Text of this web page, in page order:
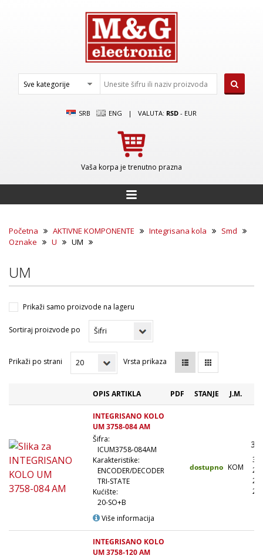
SRB ENG | VALUTA: RSD - EUR
Vaša korpa je trenutno prazna
Početna AKTIVNE KOMPONENTE Integrisana kola
Smd
Oznake
U UM
UM
Prikaži samo proizvode na lageru
Sortiraj proizvode po
Prikaži po strani Vrsta prikaza
OPIS ARTIKLA PDF STANJE J.M.
INTEGRISANO KOLO
UM 3758-084 AM
Šifra:
ICUM3758-084AM
Karakteristike:
ENCODER/DECODER
TRI-STATE
Kućište:
20-SO+B
Više informacija
dostupno KOM
INTEGRISANO KOLO
UM 3758-120 AM